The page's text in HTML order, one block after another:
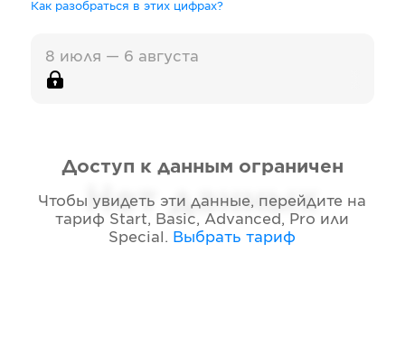
Как разобраться в этих цифрах?
8 июля — 6 августа
Нет данных
Доступ к данным ограничен
Чтобы увидеть эти данные, перейдите на
тариф Start, Basic, Advanced, Pro или
Special . Выбрать тариф